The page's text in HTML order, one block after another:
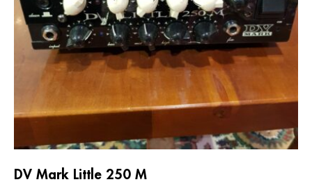
DV Mark Little 250 M